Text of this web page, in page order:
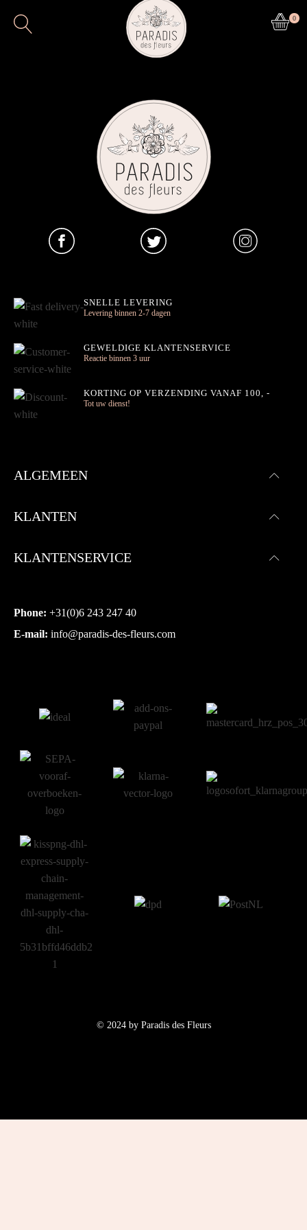
0
SNELLE LEVERING
Levering binnen 2-7 dagen
GEWELDIGE KLANTENSERVICE
Reactie binnen 3 uur
KORTING OP VERZENDING VANAF 100, -
Tot uw dienst!
ALGEMEEN
KLANTEN
KLANTENSERVICE
Phone: +31(0)6 243 247 40
E-mail: info@paradis-des-fleurs.com
© 2024 by Paradis des Fleurs